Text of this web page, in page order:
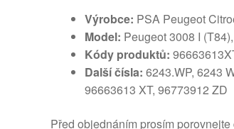
Výrobce: PSA Peugeot
Model: Peugeot 3008 I
Kódy produktů:
Další čísla: 6243.WP, 6243
96663613 XT, 96773912 ZD
Před objednáním prosím